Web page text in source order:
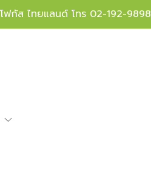
ฟกัส ไทยแลนด์ โทร 02-192-9898